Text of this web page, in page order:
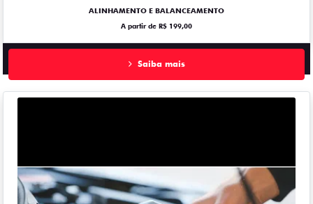
ALINHAMENTO E BALANCEAMENTO
A partir de R$ 199,00
Saiba mais